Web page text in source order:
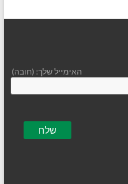
האימייל שלך: (חובה)